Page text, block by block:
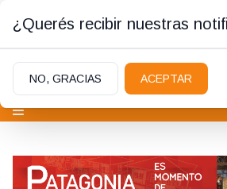
¿Querés recibir nuestras
NO, GRACIAS ACEPTAR